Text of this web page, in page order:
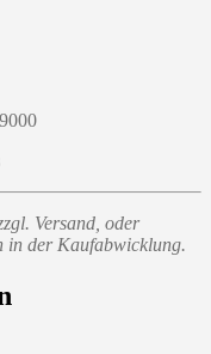
Versand, oder
in der Kaufabwicklung.